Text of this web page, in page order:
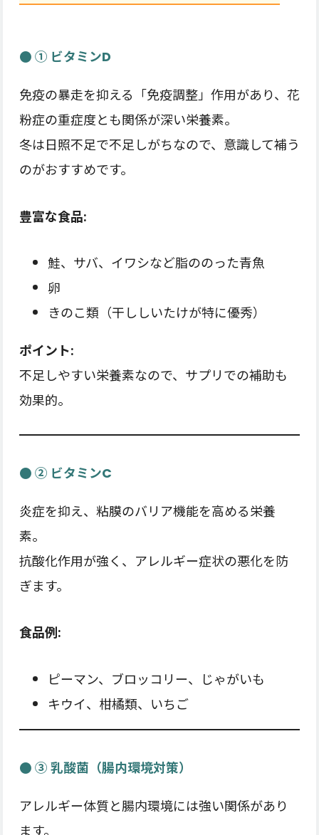
● ① ビタミンD
免疫の暴走を抑える「免疫調整」作用があり、花
粉症の重症度とも関係が深い栄養素。
冬は日照不足で不足しがちなので、意識して補う
のがおすすめです。
豊富な食品:
鮭、サバ、イワシなど脂ののった青魚
卵
きのこ類（干ししいたけが特に優秀）
ポイント:
不足しやすい栄養素なので、サプリでの補助も
効果的。
● ② ビタミンC
炎症を抑え、粘膜のバリア機能を高める栄養
素。
抗酸化作用が強く、アレルギー症状の悪化を防
ぎます。
食品例:
ピーマン、ブロッコリー、じゃがいも
キウイ、柑橘類、いちご
● ③ 乳酸菌（腸内環境対策）
アレルギー体質と腸内環境には強い関係があり
ます。